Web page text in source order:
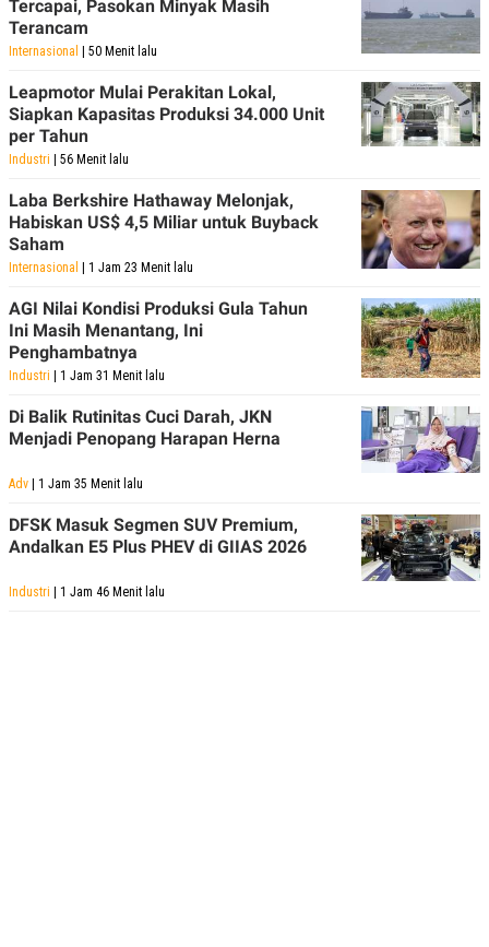
Tercapai, Pasokan Minyak Masih
Terancam
Internasional | 50 Menit lalu
Leapmotor Mulai Perakitan Lokal,
Siapkan Kapasitas Produksi 34.000 Unit
per Tahun
Industri | 56 Menit lalu
Laba Berkshire Hathaway Melonjak,
Habiskan US$ 4,5 Miliar untuk Buyback
Saham
Internasional | 1 Jam 23 Menit lalu
AGI Nilai Kondisi Produksi Gula Tahun
Ini Masih Menantang, Ini
Penghambatnya
Industri | 1 Jam 31 Menit lalu
Di Balik Rutinitas Cuci Darah, JKN
Menjadi Penopang Harapan Herna
Adv | 1 Jam 35 Menit lalu
DFSK Masuk Segmen SUV Premium,
Andalkan E5 Plus PHEV di GIIAS 2026
Industri | 1 Jam 46 Menit lalu